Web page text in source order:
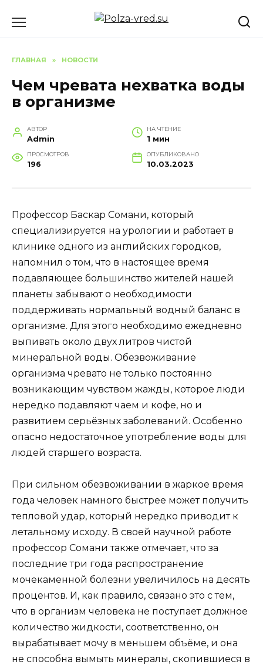
ГЛАВНАЯ » НОВОСТИ
Чем чревата нехватка воды
в организме
АВТОР
Admin
НА ЧТЕНИЕ
1 мин
ПРОСМОТРОВ
196
ОПУБЛИКОВАНО
10.03.2023
Профессор Баскар Сомани, который
специализируется на урологии и работает в
клинике одного из английских городков,
напомнил о том, что в настоящее время
подавляющее большинство жителей нашей
планеты забывают о необходимости
поддерживать нормальный водный баланс в
организме. Для этого необходимо ежедневно
выпивать около двух литров чистой
минеральной воды. Обезвоживание
организма чревато не только постоянно
возникающим чувством жажды, которое люди
нередко подавляют чаем и кофе, но и
развитием серьёзных заболеваний. Особенно
опасно недостаточное употребление воды для
людей старшего возраста.
При сильном обезвоживании в жаркое время
года человек намного быстрее может получить
тепловой удар, который нередко приводит к
летальному исходу. В своей научной работе
профессор Сомани также отмечает, что за
последние три года распространение
мочекаменной болезни увеличилось на десять
процентов. И, как правило, связано это с тем,
что в организм человека не поступает должное
количество жидкости, соответственно, он
вырабатывает мочу в меньшем объёме, и она
не способна вымыть минералы, скопившиеся в